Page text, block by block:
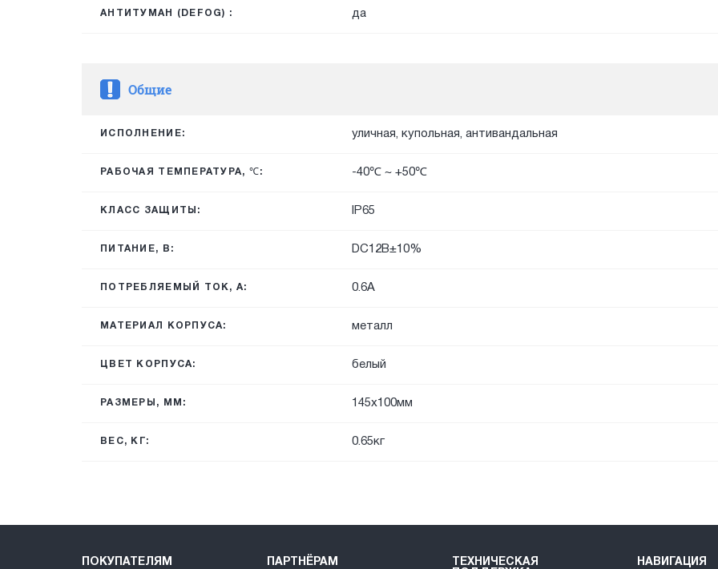
АНТИТУМАН (DEFOG) : да
Общие
ИСПОЛНЕНИЕ: уличная, купольная, антивандальная
РАБОЧАЯ ТЕМПЕРАТУРА, ℃: -40℃ ~ +50℃
КЛАСС ЗАЩИТЫ: IP65
ПИТАНИЕ, В: DC12В±10%
ПОТРЕБЛЯЕМЫЙ ТОК, А: 0.6А
МАТЕРИАЛ КОРПУСА: металл
ЦВЕТ КОРПУСА: белый
РАЗМЕРЫ, ММ: 145x100мм
ВЕС, КГ: 0.65кг
ПОКУПАТЕЛЯМ ПАРТНЁРАМ
ТЕХНИЧЕСКАЯ
НАВИГАЦИЯ